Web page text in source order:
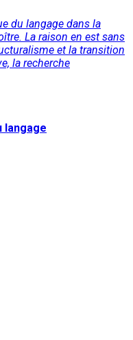
du langage dans la
La raison en est sans
et la transition
la recherche
langage